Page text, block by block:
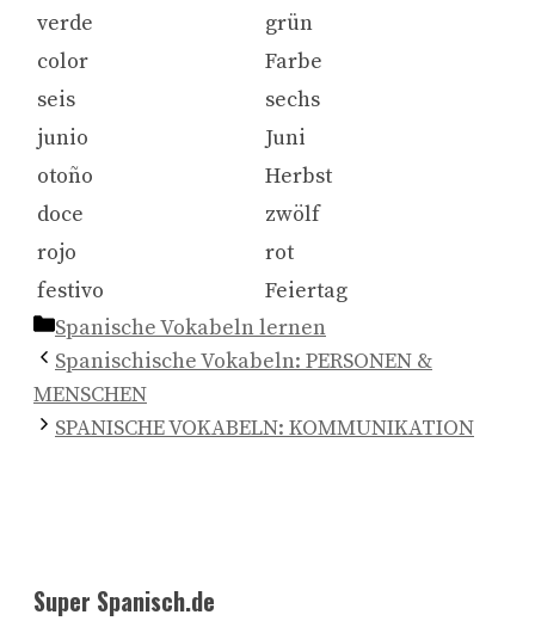
verde
grün
color
Farbe
seis
sechs
junio
Juni
otoño
Herbst
doce
zwölf
rojo
rot
festivo
Feiertag
Kategorien
Spanische Vokabeln lernen
Spanischische Vokabeln: PERSONEN &
MENSCHEN
SPANISCHE VOKABELN: KOMMUNIKATION
Super Spanisch.de